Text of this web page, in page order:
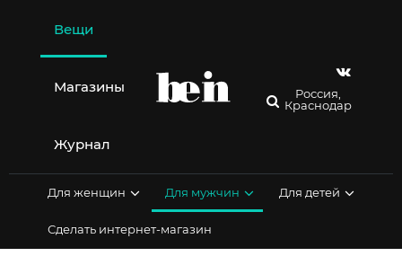
содержимому
Вещи
Магазины
Журнал
Россия,
Краснодар
Для женщин Для мужчин Для детей
Сделать интернет-магазин